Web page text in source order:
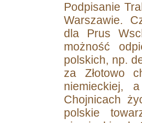
Podpisanie
Warszawie.
dla Prus
możność
polskich, np.
za Złotowo
niemieckiej,
Chojnicach
polskie